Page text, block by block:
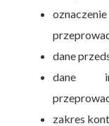
dane
dane
zakres